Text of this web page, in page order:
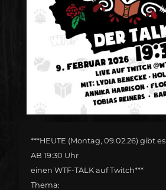
***HEUTE (Montag, 09.02.26) gibt es
AB 19:30 Uhr
einen WTF-TALK auf Twitch***
Thema: